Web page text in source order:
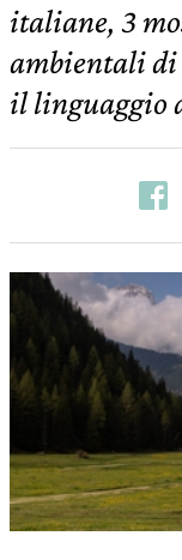
italiane, 3
ambientali
il linguaggio